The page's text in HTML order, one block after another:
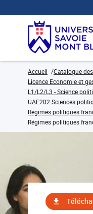
Accueil Catalogue
Licence Economie et
L1/L2/L3 - Science
UAF202 Sciences
Régimes politiques
Régimes politiques